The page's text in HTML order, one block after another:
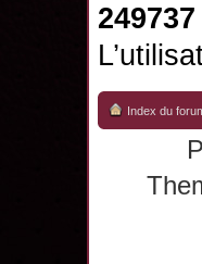
249737
Index du